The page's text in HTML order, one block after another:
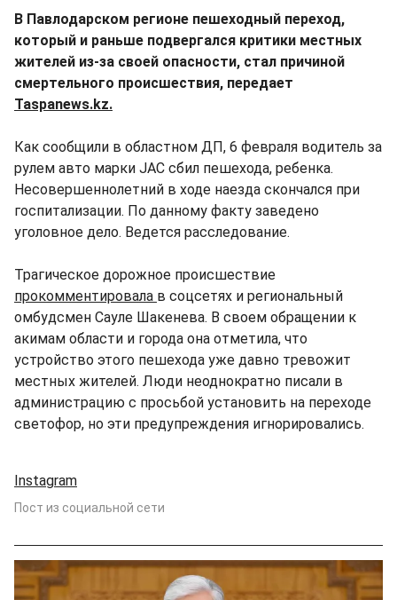
В Павлодарском регионе пешеходный переход,
который и раньше подвергался критики местных
жителей из-за своей опасности, стал причиной
смертельного происшествия, передает
Taspanews.kz.
Как сообщили в областном ДП, 6 февраля водитель за
рулем авто марки JAC сбил пешехода, ребенка.
Несовершеннолетний в ходе наезда скончался при
госпитализации. По данному факту заведено
уголовное дело. Ведется расследование.
Трагическое дорожное происшествие
прокомментировала в соцсетях и региональный
омбудсмен Сауле Шакенева. В своем обращении к
акимам области и города она отметила, что
устройство этого пешехода уже давно тревожит
местных жителей. Люди неоднократно писали в
администрацию с просьбой установить на переходе
светофор, но эти предупреждения игнорировались.
Instagram
Пост из социальной сети